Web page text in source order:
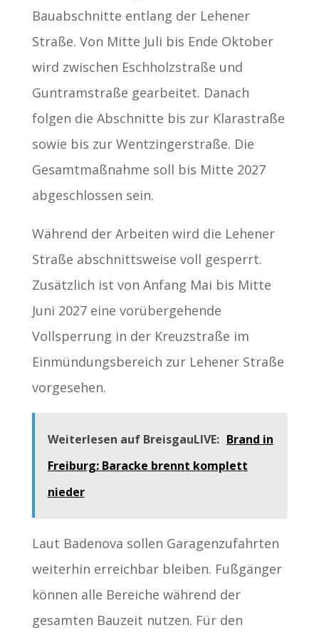
Bauabschnitte entlang der Lehener
Straße. Von Mitte Juli bis Ende Oktober
wird zwischen Eschholzstraße und
Guntramstraße gearbeitet. Danach
folgen die Abschnitte bis zur Klarastraße
sowie bis zur Wentzingerstraße. Die
Gesamtmaßnahme soll bis Mitte 2027
abgeschlossen sein.
Während der Arbeiten wird die Lehener
Straße abschnittsweise voll gesperrt.
Zusätzlich ist von Anfang Mai bis Mitte
Juni 2027 eine vorübergehende
Vollsperrung in der Kreuzstraße im
Einmündungsbereich zur Lehener Straße
vorgesehen.
Weiterlesen auf BreisgauLIVE: Brand in
Freiburg: Baracke brennt komplett
nieder
Laut Badenova sollen Garagenzufahrten
weiterhin erreichbar bleiben. Fußgänger
können alle Bereiche während der
gesamten Bauzeit nutzen. Für den